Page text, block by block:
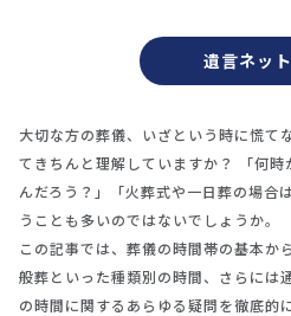
遺言ネッ
大切な方の葬儀、いざという時に慌て
てきちんと理解していますか？ 「何
んだろう？」「火葬式や一日葬の場合
うことも多いのではないでしょうか。
この記事では、葬儀の時間帯の基本か
般葬といった種類別の時間、さらには
の時間に関するあらゆる疑問を徹底的